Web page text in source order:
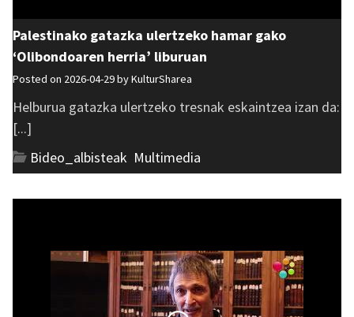
Palestinako gatazka ulertzeko hamar gako
‘Olibondoaren herria’ liburuan
Posted on 2026-04-29 byKulturSharea
Helburua gatazka ulertzeko tresnak eskaintzea izan da:
[...]
Bideo_albisteak Multimedia